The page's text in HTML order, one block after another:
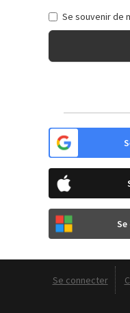
Se souvenir de
Se connecter